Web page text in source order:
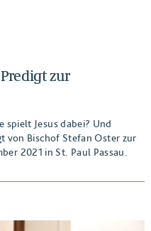
zur
spielt Jesus dabei? Und
von Bischof Stefan Oster zur
2021 in St. Paul Passau.